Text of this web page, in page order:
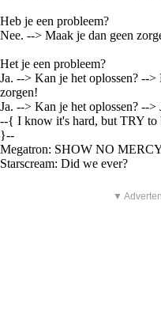
Heb je een probleem?
Nee. --> Maak je dan geen
Het je een probleem?
Ja. --> Kan je het oplossen? -->
zorgen!
Ja. --> Kan je het oplossen? --
--{ I know it's hard, but TRY to
}--
Megatron: SHOW NO
Starscream: Did we ever?
▼